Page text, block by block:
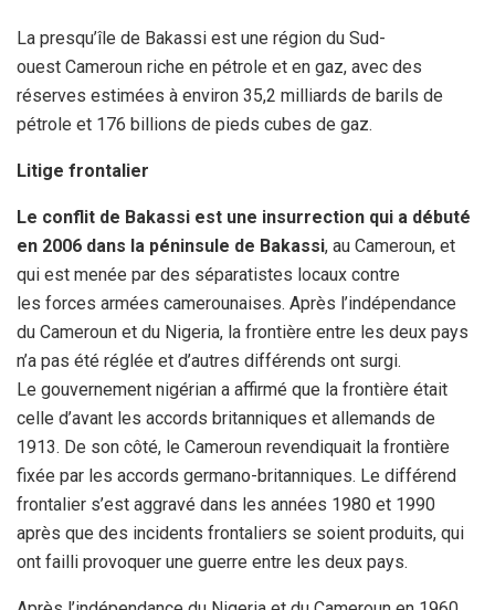
La presqu’île de Bakassi est une région du Sud-
ouest Cameroun riche en pétrole et en gaz, avec des
réserves estimées à environ 35,2 milliards de barils de
pétrole et 176 billions de pieds cubes de gaz.
Litige frontalier
Le conflit de Bakassi est une insurrection qui a débuté
en 2006 dans la péninsule de Bakassi, au Cameroun, et
qui est menée par des séparatistes locaux contre
les forces armées camerounaises. Après l’indépendance
du Cameroun et du Nigeria, la frontière entre les deux pays
n’a pas été réglée et d’autres différends ont surgi.
Le gouvernement nigérian a affirmé que la frontière était
celle d’avant les accords britanniques et allemands de
1913. De son côté, le Cameroun revendiquait la frontière
fixée par les accords germano-britanniques. Le différend
frontalier s’est aggravé dans les années 1980 et 1990
après que des incidents frontaliers se soient produits, qui
ont failli provoquer une guerre entre les deux pays.